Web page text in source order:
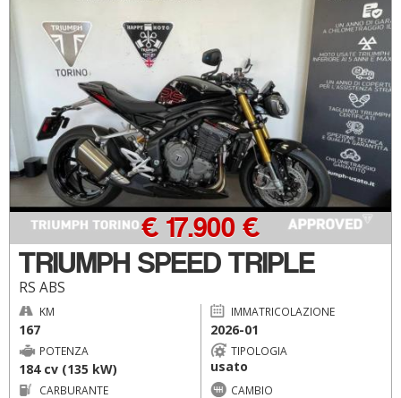
TRIUMPH SPEED TRIPLE
RS ABS
€ 17.900 €
KM
167
IMMATRICOLAZIONE
2026-01
POTENZA
184 cv (135 kW)
TIPOLOGIA
usato
CARBURANTE CAMBIO